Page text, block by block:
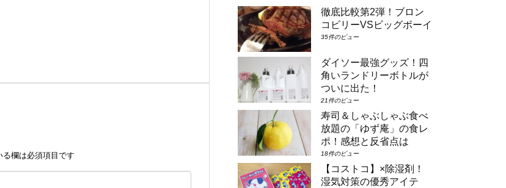
る欄は必須項目です
場合は①コンシェルジュ・スーペリアル
ーム（パークビュー）（3-6階）➁コン
シェルジュ・デラックスルーム（パーク
ビュー）（3-6階）③コンシェルジュ・
スーペリアルーム（パークビュー）（7-
8階）④コンシェルジュ・デラックスル
ーム（パークビュー）（7-8階）とな
り...
徹底比較第2弾！ブロン
コビリーVSビッグボーイ
35件のビュー
ダイソー最強グッズ！四
角いランドリーボトルが
ついに出た！
21件のビュー
寿司＆しゃぶしゃぶ食べ
放題の「ゆず庵」の食レ
ポ！感想と反省点は
18件のビュー
【コストコ】×除湿剤！
湿気対策の優秀アイテ